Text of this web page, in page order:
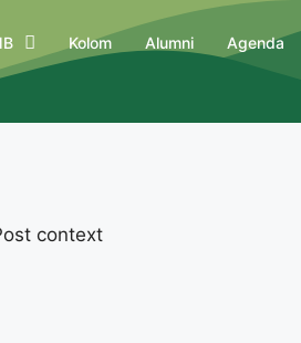
Kolom Alumni Agenda
context